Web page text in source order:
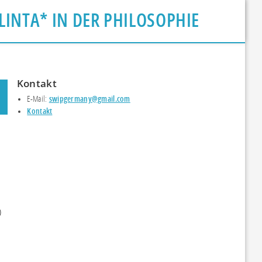
IN DER PHILOSOPHIE
Kontakt
E-Mail: swipgermany@gmail.com
Kontakt